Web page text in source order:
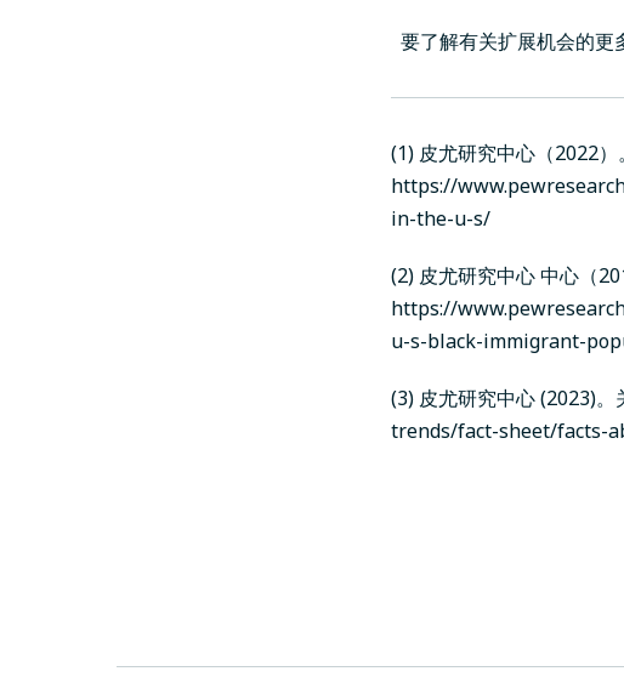
要了解有关扩展机会的更
(1) 皮尤研究中心（2022
https://
in-the-u-s/
(2) 皮尤研究中心 中心（
https://
u-s-black-immigrant-
(3) 皮尤研究中心 (2023)。
trends/fact-sheet/facts-